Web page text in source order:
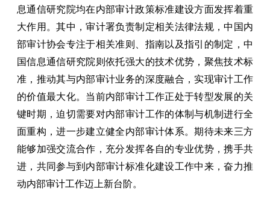
息通信研究院均在内部审计政策标准建设方面发挥着重
大作用。其中，审计署负责制定相关法律法规，中国内
部审计协会专注于相关准则、指南以及指引的制定，中
国信息通信研究院则依托强大的技术优势，聚焦技术标
准，推动其与内部审计业务的深度融合，实现审计工作
的价值最大化。当前内部审计工作正处于转型发展的关
键时期，迫切需要对内部审计工作的体制与机制进行全
面重构，进一步建立健全内部审计体系。期待未来三方
能够加强交流合作，充分发挥各自的专业优势，携手共
进，共同参与到内部审计标准化建设工作中来，奋力推
动内部审计工作迈上新台阶。